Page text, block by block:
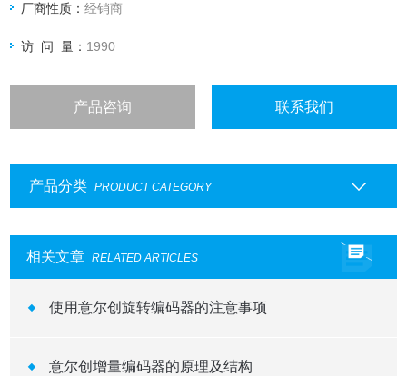
厂商性质：经销商
访 问 量： 1990
产品咨询 联系我们
产品分类 PRODUCT CATEGORY
相关文章 RELATED ARTICLES
使用意尔创旋转编码器的注意事项
意尔创增量编码器的原理及结构